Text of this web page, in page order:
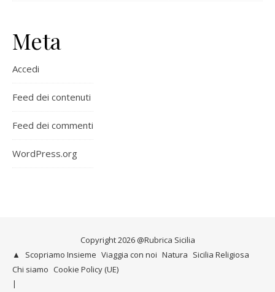
Meta
Accedi
Feed dei contenuti
Feed dei commenti
WordPress.org
Copyright 2026 @Rubrica Sicilia
▲
Scopriamo Insieme Viaggia con noi Natura Sicilia Religiosa
Chi siamo Cookie Policy (UE)